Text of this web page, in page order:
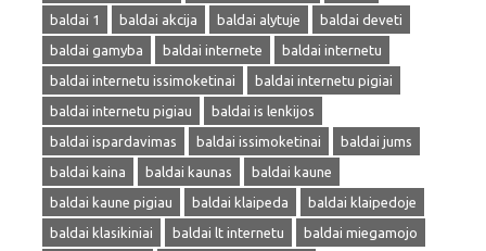
baldai 1
baldai akcija baldai alytuje
baldai deveti
baldai gamyba
baldai internete
baldai internetu
baldai internetu issimoketinai
baldai internetu pigiai
baldai internetu pigiau
baldai is lenkijos
baldai ispardavimas
baldai issimoketinai
baldai jums
baldai kaina
baldai kaunas
baldai kaune
baldai kaune pigiau
baldai klaipeda
baldai klaipedoje
baldai klasikiniai
baldai lt internetu
baldai miegamojo